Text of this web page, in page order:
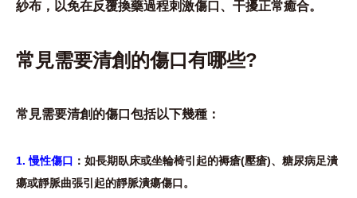
紗布，以免在反覆換藥過程刺激傷口、干擾正常癒合。
常見需要清創的傷口有哪些?
常見需要清創的傷口包括以下幾種：
1. 慢性傷口 ：如長期臥床或坐輪椅引起的褥瘡(壓瘡)、糖尿病足潰
瘍或靜脈曲張引起的靜脈潰瘍傷口。